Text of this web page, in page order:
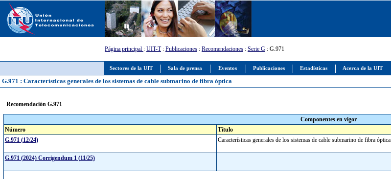
Sectores de la UIT Sala de prensa Eventos Publicaciones Estadísticas Acerca de la UIT
Página principal : UIT-T: Publicaciones : Recomendaciones : Serie G : G.971
G.971 : Características generales de los sistemas de cable submarino de fibra óptica
Recomendación G.971
Componentes en vigor
Número
Título
G.971 (12/24)
Características generales de los sistemas de cable submarino de fibra óptica
G.971 (2024) Corrigendum 1 (11/25)